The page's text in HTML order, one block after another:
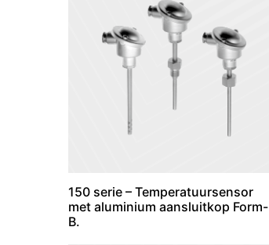
150 serie – Temperatuursensor
met aluminium aansluitkop Form-
B.